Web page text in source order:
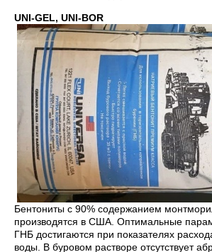
UNI-GEL, UNI-BOR
Бентониты с 90% содержанием
производятся в США. Оптимальные
ГНБ достигаются при показателях
воды. В буровом растворе отсутствует